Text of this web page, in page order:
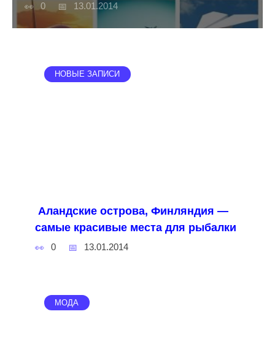
0 13.01.2014
НОВЫЕ ЗАПИСИ
Аландские острова, Финляндия —
самые красивые места для рыбалки
0 13.01.2014
МОДА